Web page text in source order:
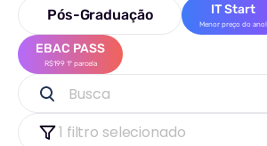
Pós-Graduação IT Start
Menor preço do ano!
EBAC PASS
R$199 1ª parcela
Busca
1 filtro selecionado